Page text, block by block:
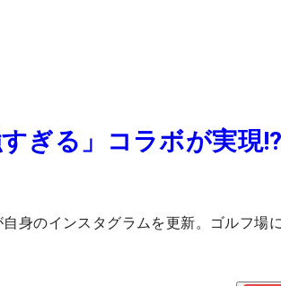
ぎる」コラボが実現!?
身のインスタグラムを更新。ゴルフ場